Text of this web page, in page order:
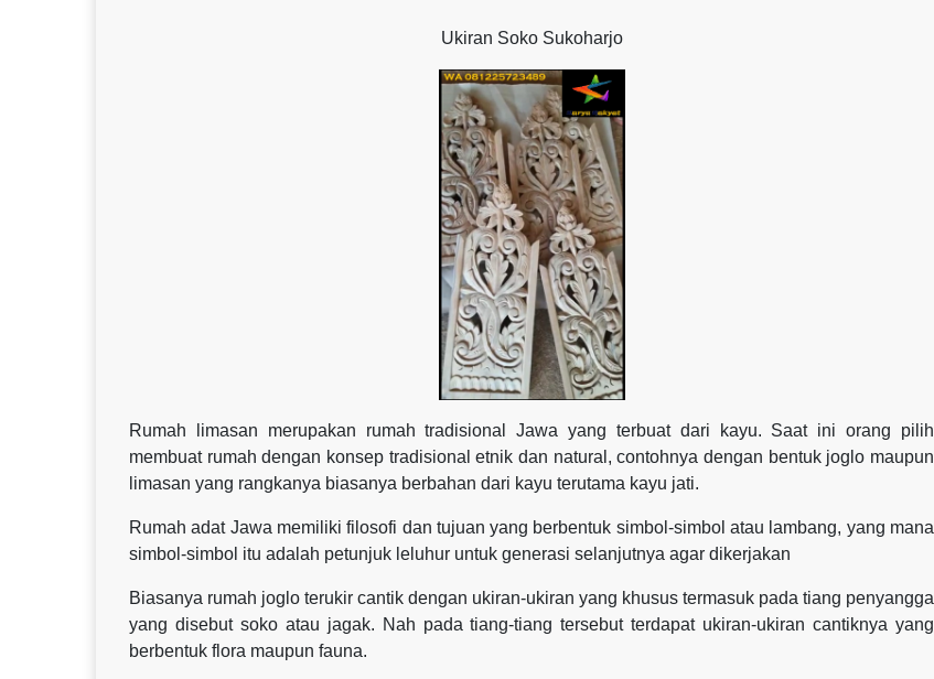
Ukiran Soko Sukoharjo
Rumah limasan merupakan rumah tradisional Jawa yang terbuat dari kayu. Saat ini orang pilih
membuat rumah dengan konsep tradisional etnik dan natural, contohnya dengan bentuk joglo maupun
limasan yang rangkanya biasanya berbahan dari kayu terutama kayu jati.
Rumah adat Jawa memiliki filosofi dan tujuan yang berbentuk simbol-simbol atau lambang, yang mana
simbol-simbol itu adalah petunjuk leluhur untuk generasi selanjutnya agar dikerjakan
Biasanya rumah joglo terukir cantik dengan ukiran-ukiran yang khusus termasuk pada tiang penyangga
yang disebut soko atau jagak. Nah pada tiang-tiang tersebut terdapat ukiran-ukiran cantiknya yang
berbentuk flora maupun fauna.